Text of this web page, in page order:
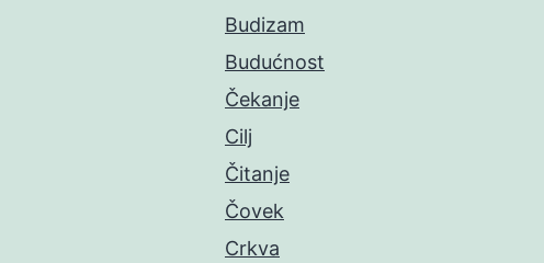
Budizam
Budućnost
Čekanje
Cilj
Čitanje
Čovek
Crkva